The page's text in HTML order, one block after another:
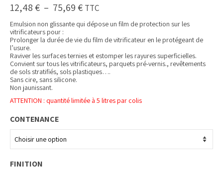
12,48€ – 75,69€Plage
de
prix :
12,48 €
à
75,69 €
TTC
Emulsion non glissante qui dépose un film de protection sur les
vitrificateurs pour :
Prolonger la durée de vie du film de vitrificateur en le protégeant de
l’usure.
Raviver les surfaces ternies et estomper les rayures superficielles.
Convient sur tous les vitrificateurs, parquets pré-vernis., revêtements
de sols stratifiés, sols plastiques….
Sans cire, sans silicone.
Non jaunissant.
ATTENTION : quantité limitée à 5 litres par colis
CONTENANCE
FINITION